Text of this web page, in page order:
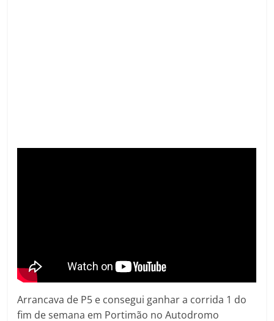
Arrancava de P5 e consegui ganhar a corrida 1 do
fim de semana em Portimão no Autodromo